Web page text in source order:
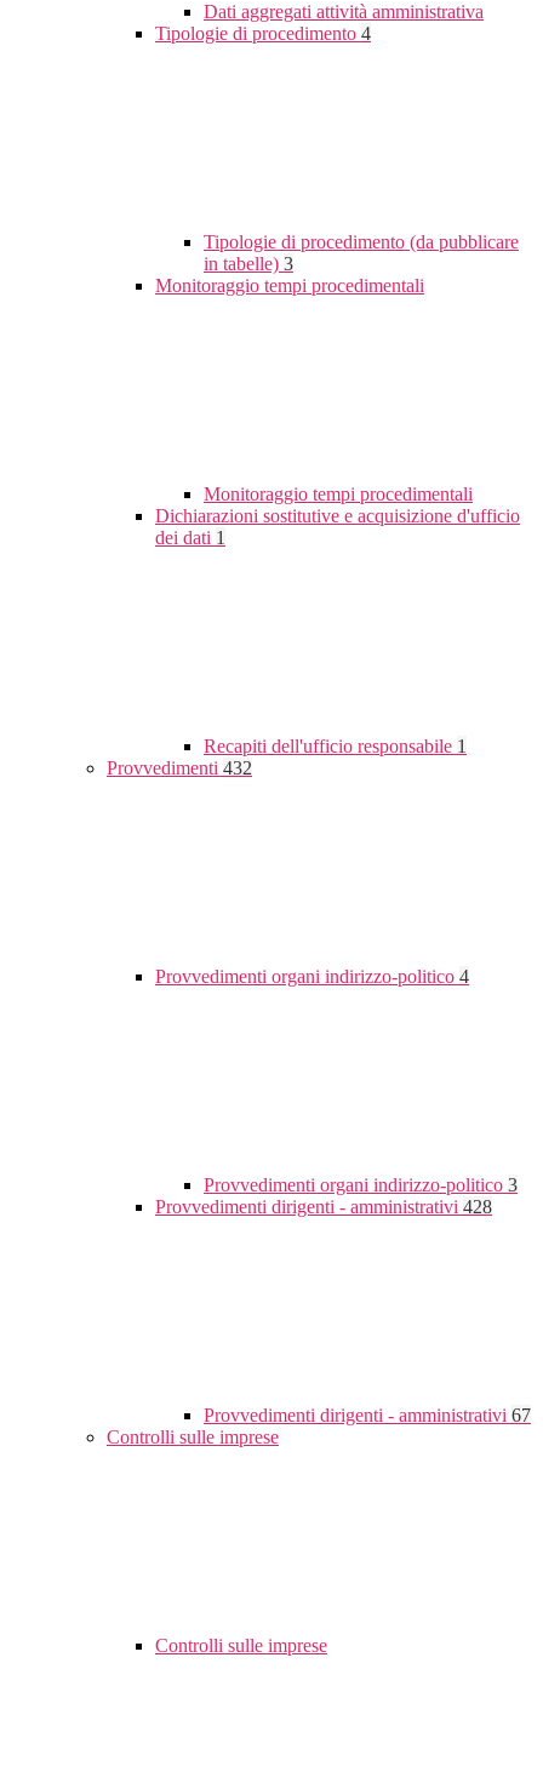
Dati aggregati attività amministrativa
Tipologie di procedimento 4
Tipologie di procedimento (da pubblicare
in tabelle) 3
Monitoraggio tempi procedimentali
Monitoraggio tempi procedimentali
Dichiarazioni sostitutive e acquisizione d'ufficio
dei dati 1
Recapiti dell'ufficio responsabile 1
Provvedimenti 432
Provvedimenti organi indirizzo-politico 4
Provvedimenti organi indirizzo-politico 3
Provvedimenti dirigenti - amministrativi 428
Provvedimenti dirigenti - amministrativi 67
Controlli sulle imprese
Controlli sulle imprese